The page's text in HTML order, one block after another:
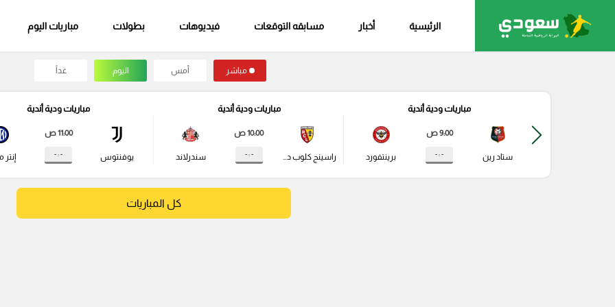
الرئيسية أخبار مسابقه التوقعات فيديوهات بطولات مباريات اليوم
مباشر أمس اليوم غداً
مباريات ودية أندية
ستاد رين
9:00 ص
- : - برينتفورد
مباريات ودية أندية
راسينج كلوب دي لانس
10:00 ص
- : - سندرلاند
مباريات ودية أندية
يوفنتوس
11:00 ص
- : - إنتر
كل المباريات